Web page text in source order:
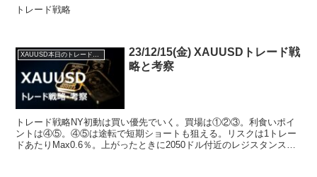
トレード戦略
XAUUSD本日のトレード戦略と考察
23/12/15(金) XAUUSDトレード戦
略と考察
トレード戦略NY初動は買い優先でいく。買場は①②③。利食いポイ
ントは④⑤。④⑤は途転で短期ショートも狙える。リスクは1トレー
ドあたりMax0.6％。上がったときに2050ドル付近のレジスタンスが